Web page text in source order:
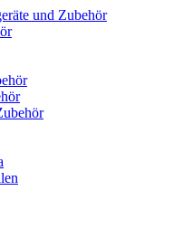
und Zubehör